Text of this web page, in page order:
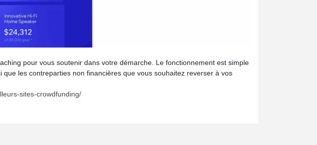
pour vous soutenir dans votre démarche. Le fonctionnement est simple
les contreparties non financières que vous souhaitez reverser à vos
sites-crowdfunding/